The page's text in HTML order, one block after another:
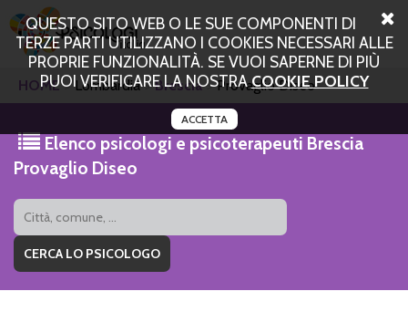
QUESTO SITO WEB O LE SUE COMPONENTI DI
TERZE PARTI UTILIZZANO I COOKIES NECESSARI ALLE
PROPRIE FUNZIONALITÀ. SE VUOI SAPERNE DI PIÙ
PUOI VERIFICARE LA NOSTRACOOKIE POLICY
ACCETTA
HOME Lombardia Brescia Provaglio Diseo
Elenco psicologi e psicoterapeuti Brescia
Provaglio Diseo